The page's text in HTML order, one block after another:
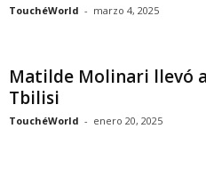
TouchéWorld - marzo 4, 2025
Matilde Molinari llevó
Tbilisi
TouchéWorld - enero 20, 2025